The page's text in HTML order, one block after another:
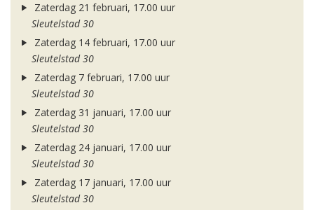
Zaterdag 21 februari, 17.00 uur
Sleutelstad 30
Zaterdag 14 februari, 17.00 uur
Sleutelstad 30
Zaterdag 7 februari, 17.00 uur
Sleutelstad 30
Zaterdag 31 januari, 17.00 uur
Sleutelstad 30
Zaterdag 24 januari, 17.00 uur
Sleutelstad 30
Zaterdag 17 januari, 17.00 uur
Sleutelstad 30